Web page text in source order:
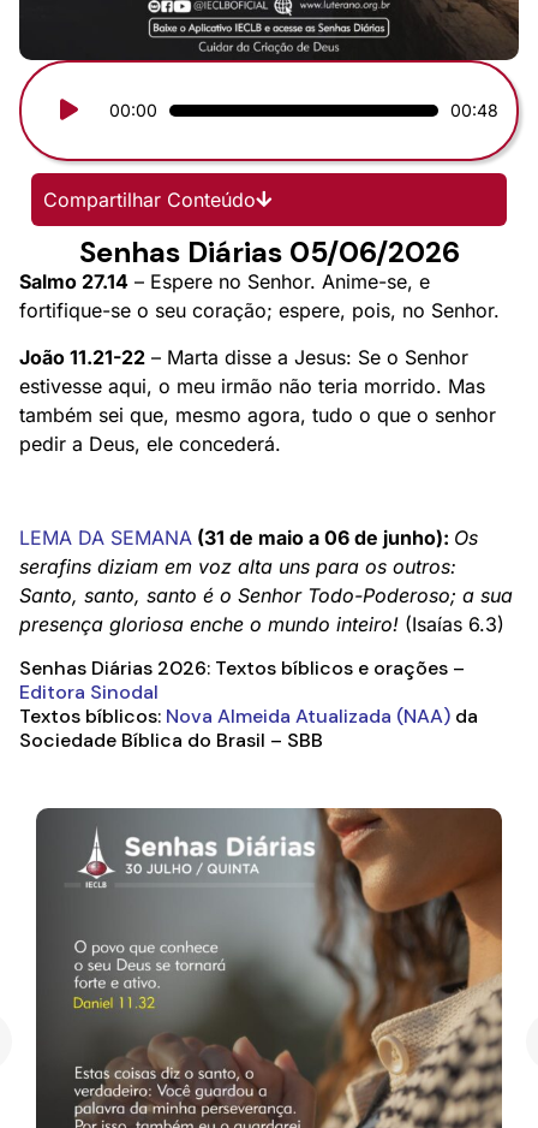
Tocador
de
áudio
00:00 00:48
Compartilhar Conteúdo
Senhas Diárias 05/06/2026
Salmo 27.14 – Espere no Senhor. Anime-se, e
fortifique-se o seu coração; espere, pois, no Senhor.
João 11.21-22 – Marta disse a Jesus: Se o Senhor
estivesse aqui, o meu irmão não teria morrido. Mas
também sei que, mesmo agora, tudo o que o senhor
pedir a Deus, ele concederá.
LEMA DA SEMANA (31 de maio a 06 de junho): Os
serafins diziam em voz alta uns para os outros:
Santo, santo, santo é o Senhor Todo-Poderoso; a sua
presença gloriosa enche o mundo inteiro! (Isaías 6.3)
Senhas Diárias 2026: Textos bíblicos e orações –
Editora Sinodal
Textos bíblicos: Nova Almeida Atualizada (NAA) da
Sociedade Bíblica do Brasil – SBB